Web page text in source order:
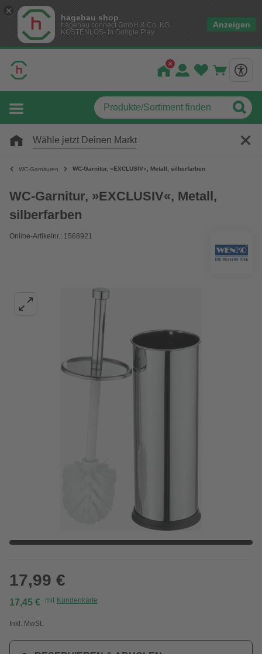
hagebau shop
hagebau connect GmbH & Co. KG
KOSTENLOS- In Google Play
Anzeigen
Wähle jetzt Deinen Markt
WC-Garnituren WC-Garnitur, »EXCLUSIV«, Metall, silberfarben
WC-Garnitur, »EXCLUSIV«, Metall,
silberfarben
Online-Artikelnr.: 1568921
17,99 €
17,45 € mit Kundenkarte
Inkl. MwSt.